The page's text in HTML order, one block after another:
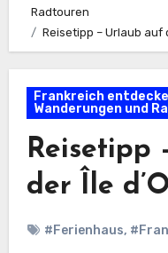
Radtouren
Reisetipp – Urlaub auf
Frankreich
Wanderungen und
Reisetipp
der Île
#Ferienhaus,